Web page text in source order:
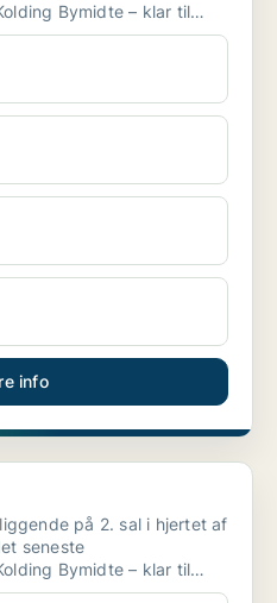
Bymidte – klar til
info
på 2. sal i hjertet af
seneste
Bymidte – klar til